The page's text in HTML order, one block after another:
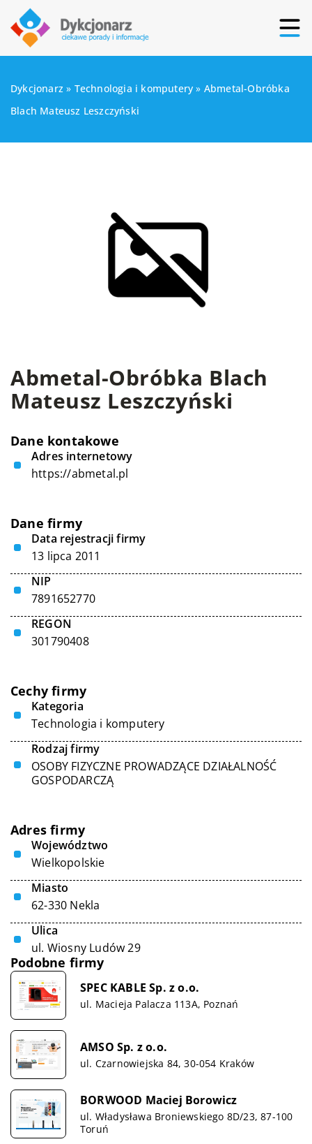
Dykcjonarz » Technologia i komputery » Abmetal-Obróbka
Blach Mateusz Leszczyński
Abmetal-Obróbka Blach
Mateusz Leszczyński
Dane kontakowe
Adres internetowy
https://abmetal.pl
Dane firmy
Data rejestracji firmy
13 lipca 2011
NIP
7891652770
REGON
301790408
Cechy firmy
Kategoria
Technologia i komputery
Rodzaj firmy
OSOBY FIZYCZNE PROWADZĄCE DZIAŁALNOŚĆ
GOSPODARCZĄ
Adres firmy
Województwo
Wielkopolskie
Miasto
62-330 Nekla
Ulica
ul. Wiosny Ludów 29
Podobne firmy
SPEC KABLE Sp. z o.o.
ul. Macieja Palacza 113A, Poznań
AMSO Sp. z o.o.
ul. Czarnowiejska 84, 30-054 Kraków
BORWOOD Maciej Borowicz
ul. Władysława Broniewskiego 8D/23, 87-100
Toruń